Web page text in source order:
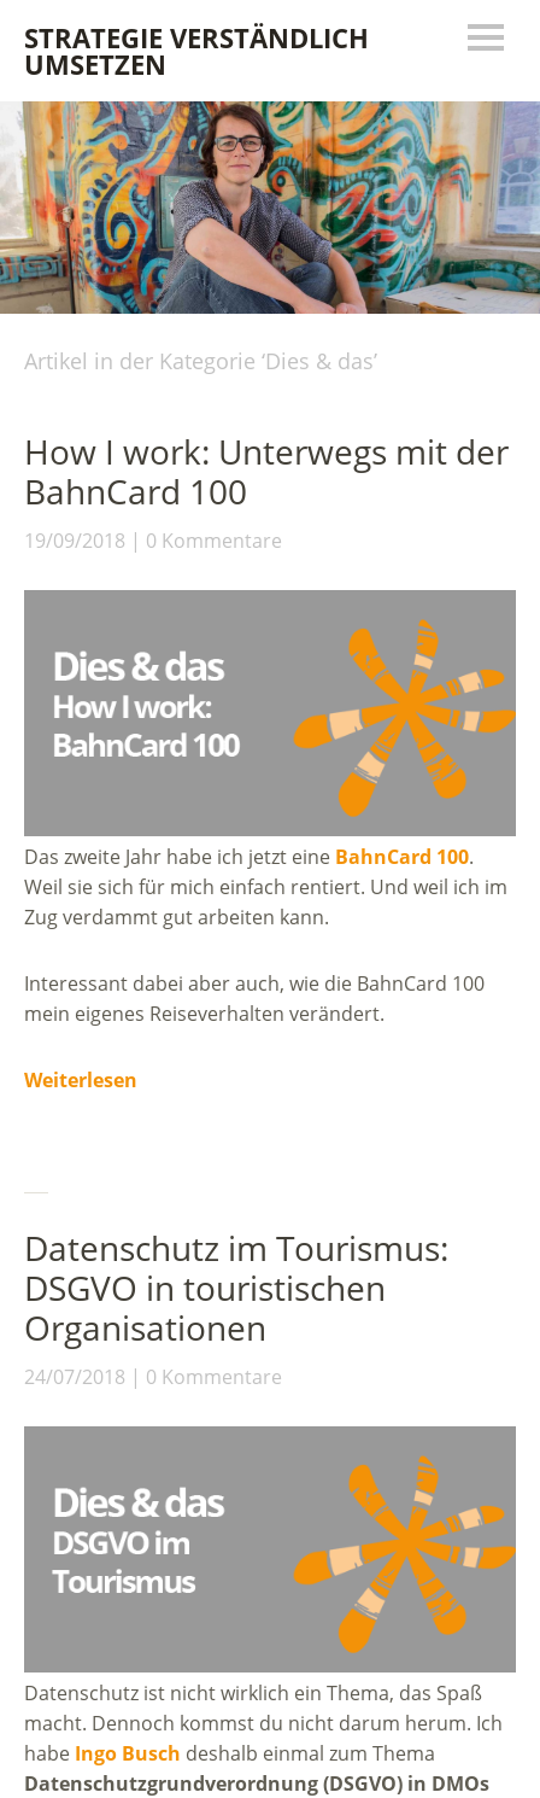
STRATEGIE VERSTÄNDLICH
UMSETZEN
Artikel in der Kategorie ‘Dies & das’
How I work: Unterwegs mit der
BahnCard 100
19/09/2018 0 Kommentare
Das zweite Jahr habe ich jetzt eine BahnCard 100.
Weil sie sich für mich einfach rentiert. Und weil ich im
Zug verdammt gut arbeiten kann.
Interessant dabei aber auch, wie die BahnCard 100
mein eigenes Reiseverhalten verändert.
Weiterlesen
Datenschutz im Tourismus:
DSGVO in touristischen
Organisationen
24/07/2018 0 Kommentare
Datenschutz ist nicht wirklich ein Thema, das Spaß
macht. Dennoch kommst du nicht darum herum. Ich
habe Ingo Busch deshalb einmal zum Thema
Datenschutzgrundverordnung (DSGVO) in DMOs